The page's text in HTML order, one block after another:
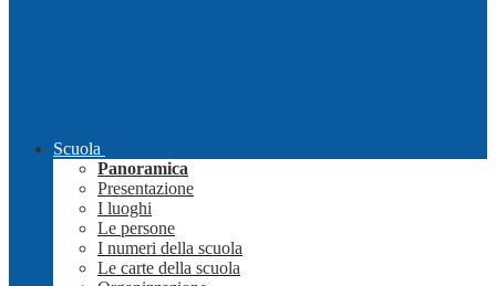
Scuola
Panoramica
Presentazione
I luoghi
Le persone
I numeri della scuola
Le carte della scuola